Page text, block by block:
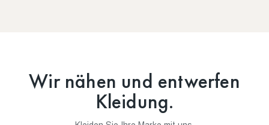
Wir nähen und entwerfen
Kleidung.